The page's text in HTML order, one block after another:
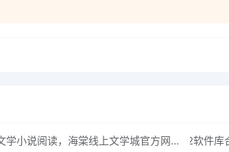
海棠书屋 - 值得收藏的宝藏文学小说阅读，海棠线上文学城官方网站登录入口